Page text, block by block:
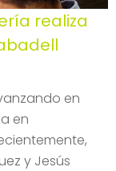
realiza
en
en
y Jesús